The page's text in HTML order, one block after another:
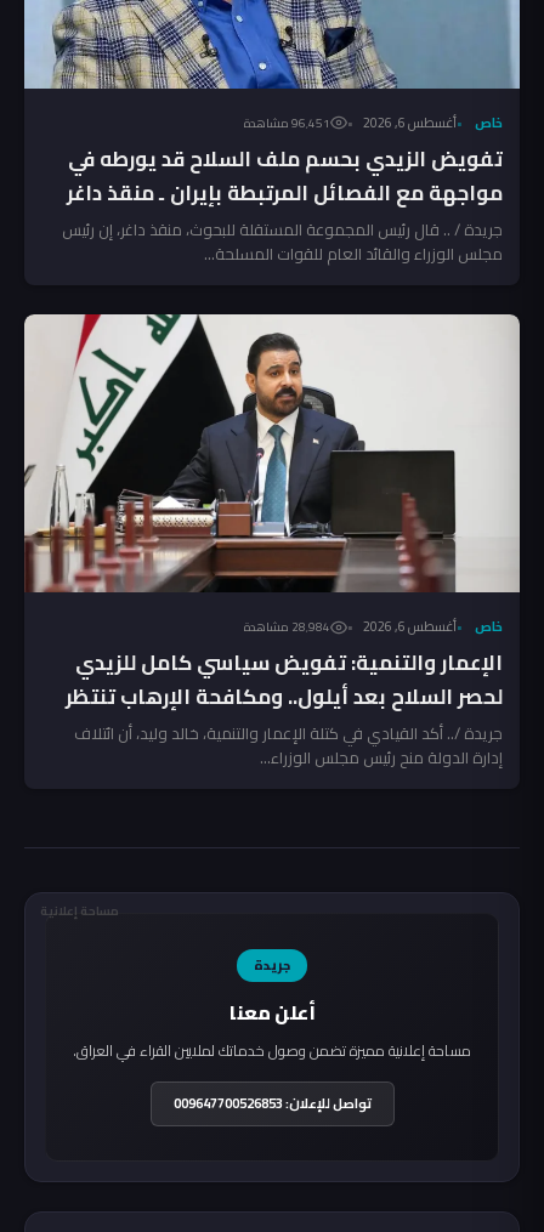
خاص أغسطس 6, 2026 96٬451 مشاهدة
تفويض الزيدي بحسم ملف السلاح قد يورطه في
مواجهة مع الفصائل المرتبطة بإيران ـ منقذ داغر
جريدة / .. قال رئيس المجموعة المستقلة للبحوث، منقذ داغر، إن رئيس
مجلس الوزراء والقائد العام للقوات المسلحة...
خاص أغسطس 6, 2026 28٬984 مشاهدة
الإعمار والتنمية: تفويض سياسي كامل للزيدي
لحصر السلاح بعد أيلول.. ومكافحة الإرهاب تنتظر
المخالفين!
جريدة /.. أكد القيادي في كتلة الإعمار والتنمية، خالد وليد، أن ائتلاف
إدارة الدولة منح رئيس مجلس الوزراء...
مساحة إعلانية
جريدة
أعلن معنا
مساحة إعلانية مميزة تضمن وصول خدماتك لملايين القراء في العراق.
تواصل للإعلان: 009647700526853